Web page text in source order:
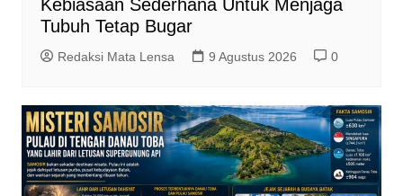
Kebiasaan Sederhana Untuk Menjaga
Tubuh Tetap Bugar
Redaksi Mata Lensa 9 Agustus 2026 0